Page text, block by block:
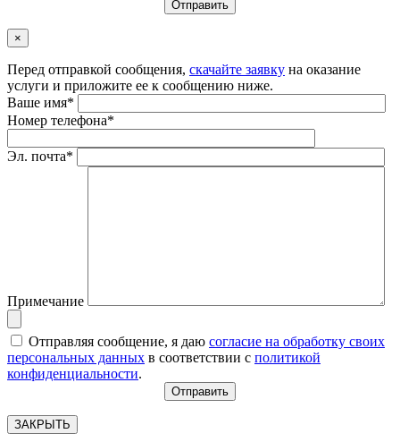
×
Перед отправкой сообщения, скачайте заявку на оказание
услуги и приложите ее к сообщению ниже.
Ваше имя*
Номер телефона*
Эл. почта*
Примечание
Отправляя сообщение, я даю согласие на обработку своих
персональных данных в соответствии с политикой
конфиденциальности.
ЗАКРЫТЬ